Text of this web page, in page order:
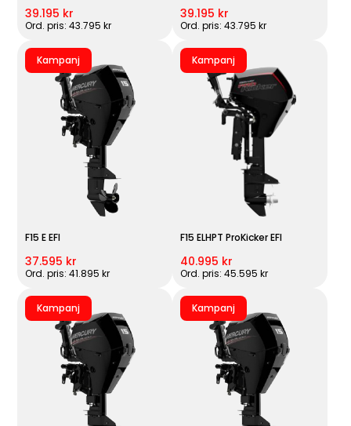
39.195 kr
Ord. pris: 43.795 kr
39.195 kr
Ord. pris: 43.795 kr
Kampanj
F15 E EFI
37.595 kr
Ord. pris: 41.895 kr
Kampanj
F15 ELHPT ProKicker EFI
40.995 kr
Ord. pris: 45.595 kr
Kampanj Kampanj